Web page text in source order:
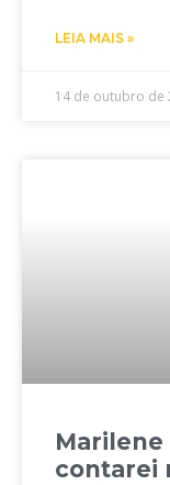
LEIA MAIS »
14 de outubro de
Marilene
contarei